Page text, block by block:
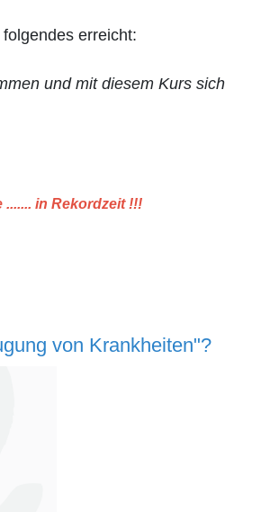
erreicht:
und mit diesem Kurs sich
....... in Rekordzeit !!!
von Krankheiten"?